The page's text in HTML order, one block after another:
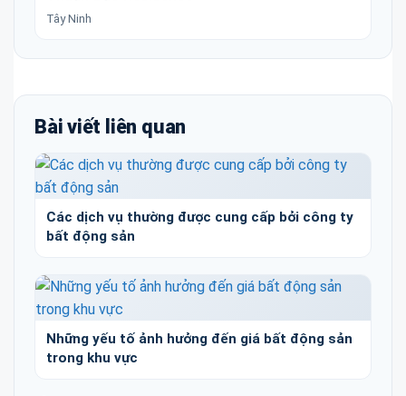
Tây Ninh
Bài viết liên quan
Các dịch vụ thường được cung cấp bởi công ty
bất động sản
Những yếu tố ảnh hưởng đến giá bất động sản
trong khu vực